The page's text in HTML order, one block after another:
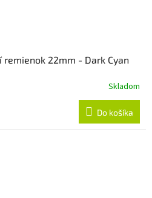
22mm - Dark Cyan
Skladom
Do košíka